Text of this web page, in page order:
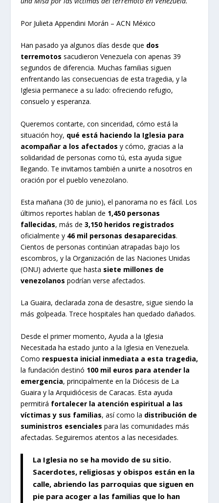
Por Julieta Appendini Morán – ACN México
Han pasado ya algunos días desde que dos
terremotos sacudieron Venezuela con apenas 39
segundos de diferencia. Muchas familias siguen
enfrentando las consecuencias de esta tragedia, y la
Iglesia permanece a su lado: ofreciendo refugio,
consuelo y esperanza.
Queremos contarte, con sinceridad, cómo está la
situación hoy, qué está haciendo la Iglesia para
acompañar a los afectados y cómo, gracias a la
solidaridad de personas como tú, esta ayuda sigue
llegando. Te invitamos también a unirte a nosotros en
oración por el pueblo venezolano.
Esta mañana (30 de junio), el panorama no es fácil. Los
últimos reportes hablan de 1,450 personas
fallecidas, más de3,150 heridos registrados
oficialmente y 46 mil personas desaparecidas.
Cientos de personas continúan atrapadas bajo los
escombros, y la Organización de las Naciones Unidas
(ONU) advierte que hasta siete millones de
venezolanos podrían verse afectados.
La Guaira, declarada zona de desastre, sigue siendo la
más golpeada. Trece hospitales han quedado dañados.
Desde el primer momento, Ayuda a la Iglesia
Necesitada ha estado junto a la Iglesia en Venezuela.
Como respuesta inicial inmediata a esta tragedia,
la fundación destinó 100 mil euros para atender la
emergencia, principalmente en la Diócesis de La
Guaira y la Arquidiócesis de Caracas. Esta ayuda
permitirá fortalecer la atención espiritual a las
víctimas y sus familias, así como la distribución de
suministros esenciales para las comunidades más
afectadas. Seguiremos atentos a las necesidades.
La Iglesia no se ha movido de su sitio.
Sacerdotes, religiosas y obispos están en la
calle, abriendo las parroquias que siguen en
pie para acoger a las familias que lo han